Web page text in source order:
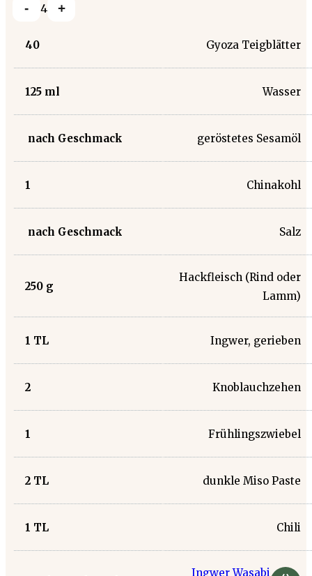
- 4 +
40 Gyoza Teigblätter
125 ml Wasser
nach Geschmack geröstetes Sesamöl
1 Chinakohl
nach Geschmack Salz
250 g
Hackfleisch (Rind oder
Lamm)
1 TL Ingwer, gerieben
2 Knoblauchzehen
1 Frühlingszwiebel
2 TL dunkle Miso Paste
1 TL Chili
Ingwer Wasabi